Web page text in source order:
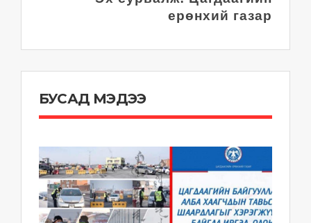
ерөнхий газар
БУСАД МЭДЭЭ